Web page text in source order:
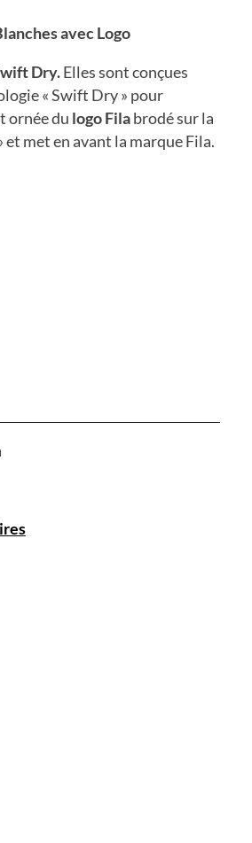
avec Logo
Dry.Elles sont conçues
« Swift Dry » pour
ornée du logo Filabrodé sur la
et met en avant la marque Fila.